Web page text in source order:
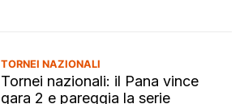
TORNEI NAZIONALI
Tornei nazionali: il Pana vince
gara 2 e pareggia la serie